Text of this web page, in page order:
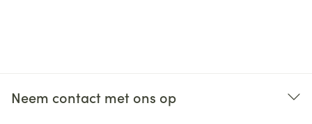
Neem contact met ons op